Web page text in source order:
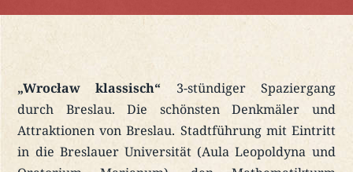
„Wrocław klassisch“ 3-stündiger Spaziergang
durch Breslau. Die schönsten Denkmäler und
Attraktionen von Breslau. Stadtführung mit Eintritt
in die Breslauer Universität (Aula Leopoldyna und